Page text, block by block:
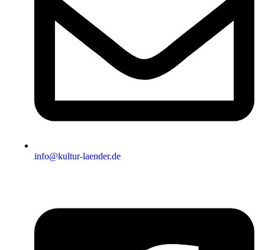
info@kultur-laender.de